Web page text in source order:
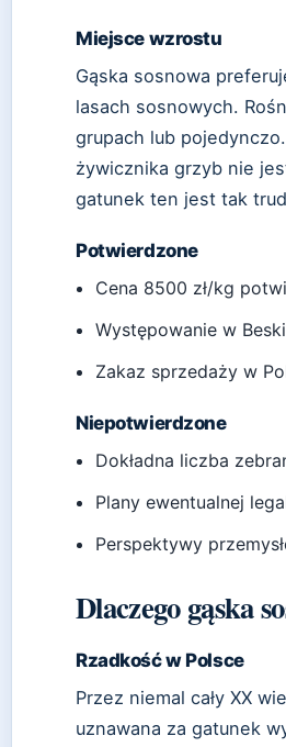
Miejsce wzrostu
Gąska sosnowa
lasach sosnowych.
grupach lub
żywicznika grzyb nie
gatunek ten jest tak
Potwierdzone
Cena 8500 zł/kg
Występowanie w
Zakaz sprzedaży w
Niepotwierdzone
Dokładna liczba
Plany ewentualnej
Perspektywy
Dlaczego gąska
Rzadkość w Polsce
Przez niemal cały XX
uznawana za gatunek